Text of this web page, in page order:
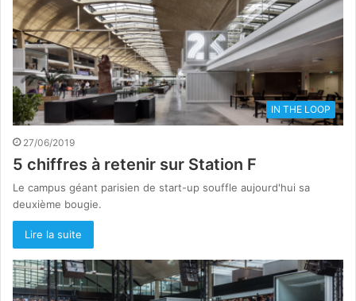
IN THE LOOP
27/06/2019
5 chiffres à retenir sur Station F
Le campus géant parisien de start-up souffle aujourd'hui sa
deuxième bougie.
Lire la suite